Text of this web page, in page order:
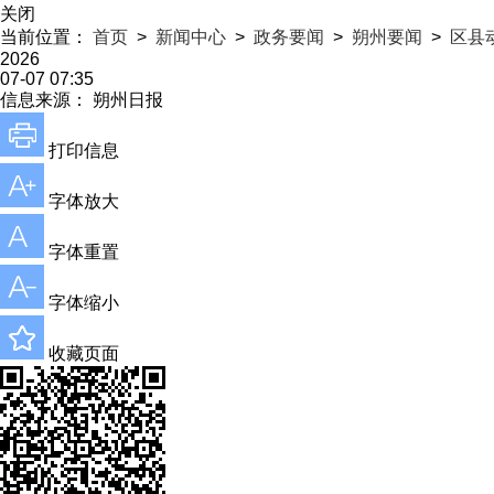
关闭
当前位置： 首页 > 新闻中心 > 政务要闻 > 朔州要闻 > 区县
2026
07-07 07:35
信息来源：
朔州日报
打印信息
字体放大
字体重置
字体缩小
收藏页面